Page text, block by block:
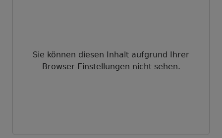
Sie können diesen Inhalt aufgrund Ihrer
Browser-Einstellungen nicht sehen.